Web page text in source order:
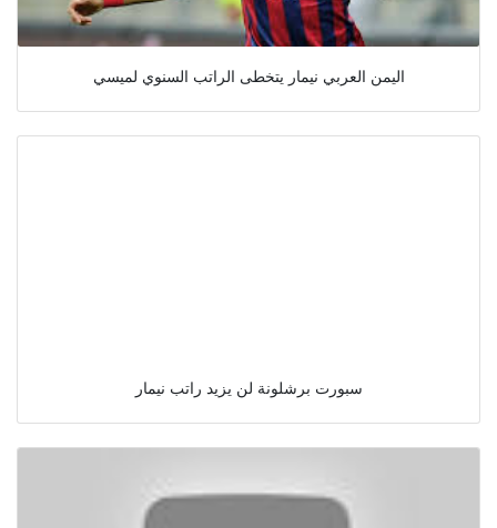
اليمن العربي نيمار يتخطى الراتب السنوي لميسي
سبورت برشلونة لن يزيد راتب نيمار